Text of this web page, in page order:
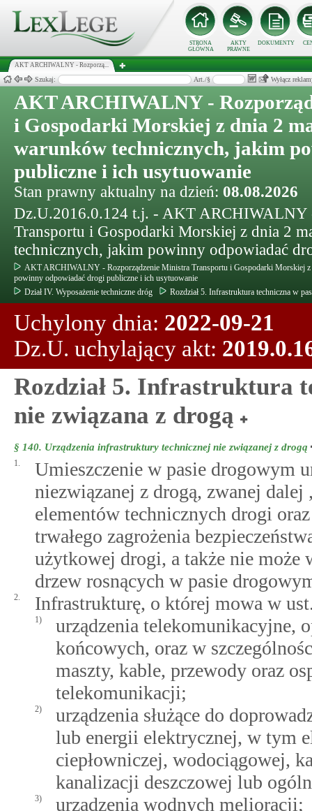
STRONA
GŁÓWNA
AKTY
PRAWNE
DOKUMENTY
AKT ARCHIWALNY - Rozporzą...
Szukaj: Art./§ Wyłącz
AKT ARCHIWALNY -
i Gospodarki Morskiej z dnia 2
warunków technicznych, jakim
publiczne i ich usytuowanie
Stan prawny aktualny na dzień: 08.08.2026
Dz.U.2016.0.124 t.j. - AKT ARCHIWALNY
Transportu i Gospodarki Morskiej z dnia 2
technicznych, jakim powinny odpowiadać
AKT ARCHIWALNY - Rozporządzenie Ministra Transportu i Gospodarki Morskiej
powinny odpowiadać drogi publiczne i ich usytuowanie
Dział IV. Wyposażenie techniczne dróg
Rozdział 5. Infrastruktura techniczna w
Uchylony dnia: 2022-09-21
Dz.U. uchylający akt:
Rozdział 5. Infrastruktura
nie związana z drogą
§ 140. Urządzenia infrastruktury technicznej nie związanej z drogą
1.
Umieszczenie w pasie drogowym
niezwiązanej z drogą, zwanej
elementów technicznych drogi
trwałego zagrożenia
użytkowej drogi, a także nie może
drzew rosnących w pasie
2. Infrastrukturę, o której mowa w
1)
urządzenia telekomunikacyjne,
końcowych, oraz w
maszty, kable, przewody oraz
telekomunikacji;
2)
urządzenia służące do
lub energii elektrycznej, w tym
ciepłowniczej, wodociągowej,
kanalizacji deszczowej lub
3) urządzenia wodnych melioracji;